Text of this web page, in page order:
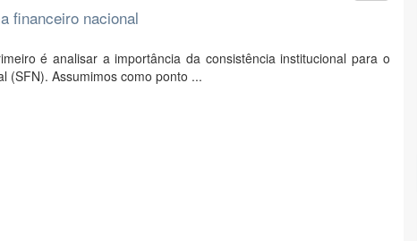
financeiro nacional
é analisar a importância da consistência institucional para o
(SFN). Assumimos como ponto ...